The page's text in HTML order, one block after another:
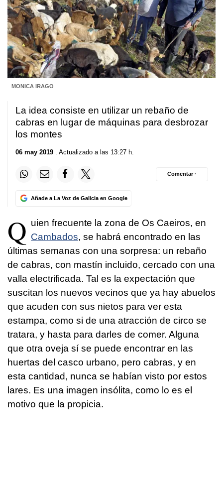
MONICA IRAGO
La idea consiste en utilizar un rebaño de
cabras en lugar de máquinas para desbrozar
los montes
06 may 2019 . Actualizado a las 13:27 h.
Añade a La Voz de Galicia en Google
Comentar ·
Q uien frecuente la zona de Os Caeiros, en
Cambados, se habrá encontrado en las
últimas semanas con una sorpresa: un rebaño
de cabras, con mastín incluido, cercado con una
valla electrificada. Tal es la expectación que
suscitan los nuevos vecinos que ya hay abuelos
que acuden con sus nietos para ver esta
estampa, como si de una atracción de circo se
tratara, y hasta para darles de comer. Alguna
que otra oveja sí se puede encontrar en las
huertas del casco urbano, pero cabras, y en
esta cantidad, nunca se habían visto por estos
lares. Es una imagen insólita, como lo es el
motivo que la propicia.